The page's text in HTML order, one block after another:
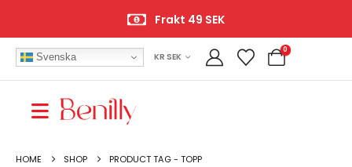
Frakt 49 SEK
Svenska KR SEK
0
HOME SHOP PRODUCT TAG - TOPP